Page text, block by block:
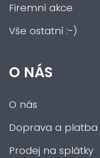
Firemní akce
Vše ostatní :-)
O NÁS
O nás
Doprava a platba
Prodej na splátky